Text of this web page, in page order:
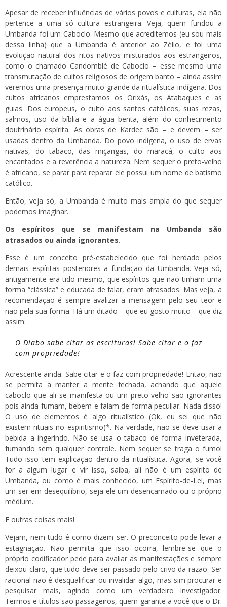
Apesar de receber influências de vários povos e culturas, ela não
pertence a uma só cultura estrangeira. Veja, quem fundou a
Umbanda foi um Caboclo. Mesmo que acreditemos (eu sou mais
dessa linha) que a Umbanda é anterior ao Zélio, e foi uma
evolução natural dos ritos nativos misturados aos estrangeiros,
como o chamado Candomblé de Caboclo – esse mesmo uma
transmutação de cultos religiosos de origem banto – ainda assim
veremos uma presença muito grande da ritualística indígena. Dos
cultos africanos emprestamos os Orixás, os Atabaques e as
guias. Dos europeus, o culto aos santos católicos, suas rezas,
salmos, uso da bíblia e a água benta, além do conhecimento
doutrinário espírita. As obras de Kardec são – e devem – ser
usadas dentro da Umbanda. Do povo indígena, o uso de ervas
nativas, do tabaco, das miçangas, do maracá, o culto aos
encantados e a reverência a natureza. Nem sequer o preto-velho
é africano, se parar para reparar ele possui um nome de batismo
católico.
Então, veja só, a Umbanda é muito mais ampla do que sequer
podemos imaginar.
Os espíritos que se manifestam na Umbanda são
atrasados ou ainda ignorantes.
Esse é um conceito pré-estabelecido que foi herdado pelos
demais espíritas posteriores a fundação da Umbanda. Veja só,
antigamente era tido mesmo, que espíritos que não tinham uma
forma “clássica” e educada de falar, eram atrasados. Mas veja, a
recomendação é sempre avalizar a mensagem pelo seu teor e
não pela sua forma. Há um ditado – que eu gosto muito – que diz
assim:
O Diabo sabe citar as escrituras! Sabe citar e o faz
com propriedade!
Acrescente ainda: Sabe citar e o faz com propriedade! Então, não
se permita a manter a mente fechada, achando que aquele
caboclo que ali se manifesta ou um preto-velho são ignorantes
pois ainda fumam, bebem e falam de forma peculiar. Nada disso!
O uso de elementos é algo ritualístico (Ok, eu sei que não
existem rituais no espiritismo)*. Na verdade, não se deve usar a
bebida a ingerindo. Não se usa o tabaco de forma inveterada,
fumando sem qualquer controle. Nem sequer se traga o fumo!
Tudo isso tem explicação dentro da ritualística. Agora, se você
for a algum lugar e vir isso, saiba, ali não é um espírito de
Umbanda, ou como é mais conhecido, um Espírito-de-Lei, mas
um ser em desequilíbrio, seja ele um desencarnado ou o próprio
médium.
E outras coisas mais!
Vejam, nem tudo é como dizem ser. O preconceito pode levar a
estagnação. Não permita que isso ocorra, lembre-se que o
próprio codificador pede para avaliar as manifestações e sempre
deixou claro, que tudo deve ser passado pelo crivo da razão. Ser
racional não é desqualificar ou invalidar algo, mas sim procurar e
pesquisar mais, agindo como um verdadeiro investigador.
Termos e títulos são passageiros, quem garante a você que o Dr.